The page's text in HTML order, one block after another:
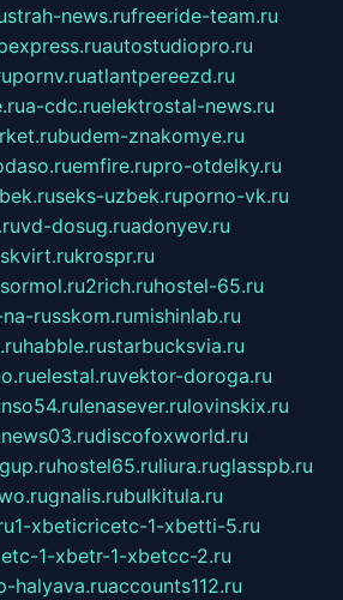
strah-news.rufreeride-team.ru
autostudiopro.ru
pornv.ruatlantpereezd.ru
a-cdc.ruelektrostal-news.ru
budem-znakomye.ru
emfire.rupro-otdelky.ru
seks-uzbek.ruporno-vk.ru
vd-dosug.ruadonyev.ru
krospr.ru
sormol.ru2rich.ruhostel-65.ru
russkom.rumishinlab.ru
habble.rustarbucksvia.ru
elestal.ruvektor-doroga.ru
lenasever.rulovinskix.ru
discofoxworld.ru
hostel65.ruliura.ruglasspb.ru
gnalis.rubulkitula.ru
1-xbeticricetc-1-xbetti-5.ru
1-xbetr-1-xbetcc-2.ru
halyava.ruaccounts112.ru